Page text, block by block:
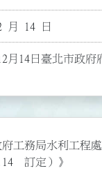
月 14 日
月14日臺北市政
府工務局水利工程
訂定）》